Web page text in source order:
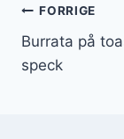
FORRIGE
Burrata på
speck